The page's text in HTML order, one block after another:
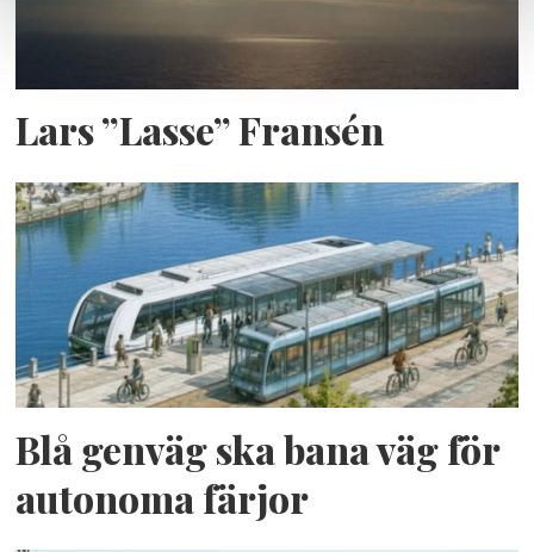
Lars ”Lasse” Fransén
Blå genväg ska bana väg för
autonoma färjor